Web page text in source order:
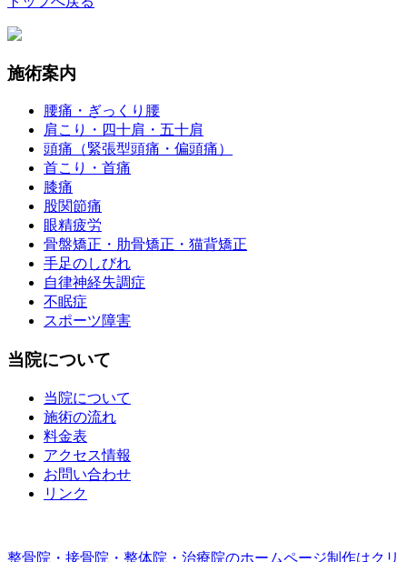
施術案内
腰痛・ぎっくり腰
肩こり・四十肩・五十肩
頭痛（緊張型頭痛・偏頭痛）
首こり・首痛
膝痛
股関節痛
眼精疲労
骨盤矯正・肋骨矯正・猫背矯正
手足のしびれ
自律神経失調症
不眠症
スポーツ障害
当院について
当院について
施術の流れ
料金表
アクセス情報
お問い合わせ
リンク
整骨院・接骨院・整体院・治療院のホームページ制作はクリ